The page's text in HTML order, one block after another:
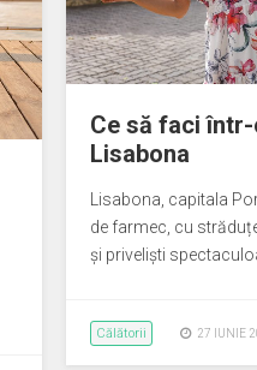
Ce să faci
Lisabona
Lisabona, capitala
de farmec, cu
și priveliști
Călătorii 27 IUNIE